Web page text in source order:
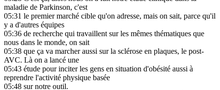
maladie de Parkinson, c'est
05:31 le premier marché cible qu'on adresse, mais on sait, parce qu'il
y a d'autres équipes
05:36 de recherche qui travaillent sur les mêmes thématiques que
nous dans le monde, on sait
05:38 que ça va marcher aussi sur la sclérose en plaques, le post-
AVC. Là on a lancé une
05:43 étude pour inciter les gens en situation d'obésité aussi à
reprendre l'activité physique basée
05:48 sur notre outil.